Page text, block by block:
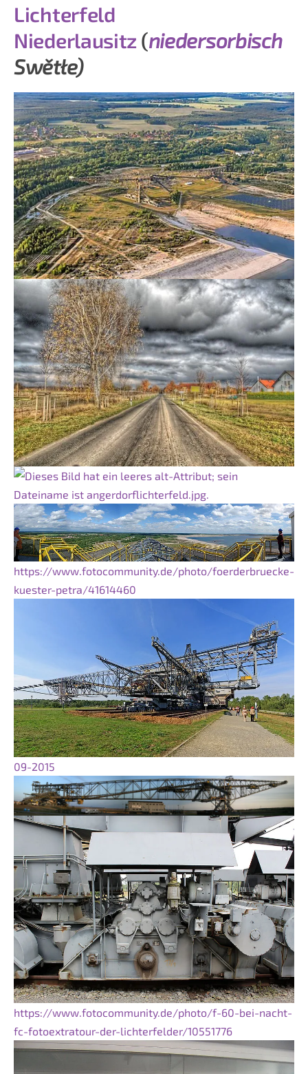
Lichterfeld
Niederlausitz (niedersorbisch
Swětłe)
https://www.fotocommunity.de/photo/foerderbruecke-
kuester-petra/41614460
09-2015
https://www.fotocommunity.de/photo/f-60-bei-nacht-
fc-fotoextratour-der-lichterfelder/10551776